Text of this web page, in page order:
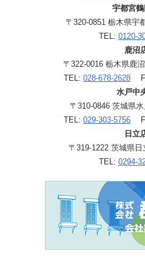
宇都宮
〒320-0851 栃木県宇
TEL: 0120-
鹿沼
〒322-0016 栃木県鹿
TEL: 028-678-2628
水戸中
〒310-0846 茨城県
TEL: 029-303-5756
日立
〒319-1222 茨城県
TEL: 0294-